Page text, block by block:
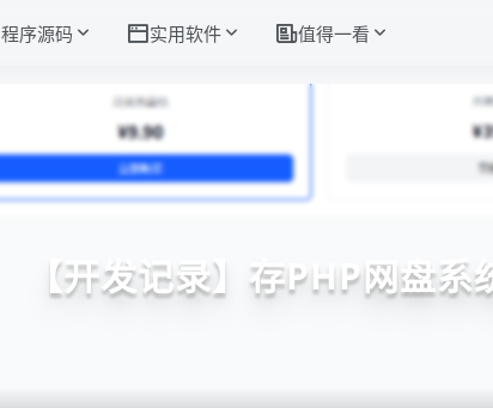
程序源码 实用软件 值得一看
【开发记录】存PHP网盘